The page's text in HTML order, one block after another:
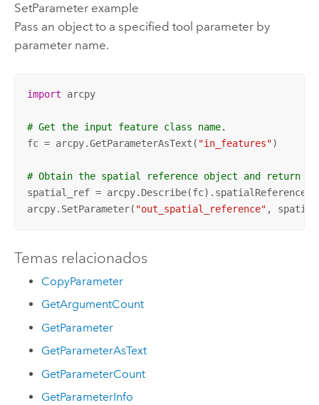
SetParameter example
Pass an object to a specified tool parameter by
parameter name.
import arcpy
# Get the input feature class name.
fc = arcpy.GetParameterAsText( "in_features")
# Obtain the spatial reference object and return
spatial_ref = arcpy.Describe(fc).spatialReference
arcpy.SetParameter( "out_spatial_reference" ,
Temas relacionados
CopyParameter
GetArgumentCount
GetParameter
GetParameterAsText
GetParameterCount
GetParameterInfo